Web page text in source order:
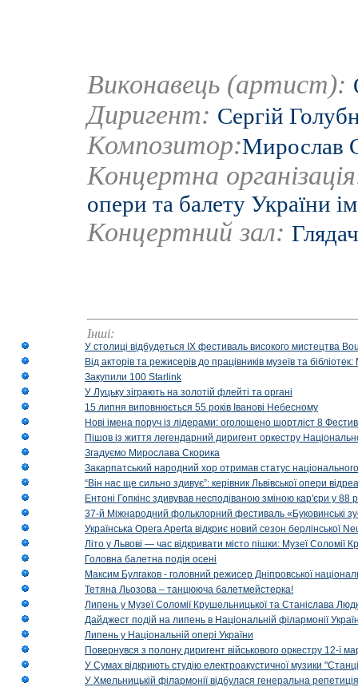
Виконавець (артист):
Диригент: Сергій
Композитор:Мирослав
Концертна
опери та балету України
Концертний зал:
Інші:
У столиці відбудеться IX фестиваль високого мистецтва
Від акторів та режисерів до працівників музеїв та
Закупили 100 Starlink
У Луцьку зіграють на золотій флейті та органі
15 липня виповнюється 55 років Іванові Небесному
Нові імена поруч із лідерами: оголошено шортліст 8
Пішов із життя легендарний диригент оркестру
Згадуємо Мирослава Скорика
Закарпатський народний хор отримав статус національного
“Він нас ще сильно здивує”: керівник Львівської опери
Ентоні Гопкінс здивував несподіваною зміною кар'єри у 88
37-й Міжнародний фольклорний фестиваль «Буковинські
Українська Opera Aperta відкриє новий сезон берлінської
Літо у Львові — час відкривати місто пішки: Музеї Соломії
Головна балетна подія осені
Максим Булгаков - головний режисер Дніпровської
Тетяна Льозова – танцююча балетмейстерка!
Липень у Музеї Соломії Крушельницької та Станіслава
Дайджест подій на липень в Національній філармонії
Липень у Національній опері України
Повернувся з полону диригент військового оркестру 12-ї
У Сумах відкриють студію електроакустичної музики
У Хмельницькій філармонії відбулася генеральна